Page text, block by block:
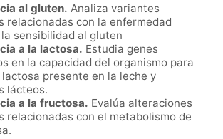
al gluten. Analiza variantes
relacionadas con la enfermedad
sensibilidad al gluten
a la lactosa. Estudia genes
en la capacidad del organismo para
presente en la leche y
lácteos.
a la fructosa. Evalúa alteraciones
relacionadas con el metabolismo de